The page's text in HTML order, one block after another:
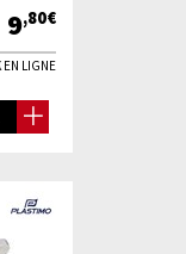
9,80€
EN LIGNE